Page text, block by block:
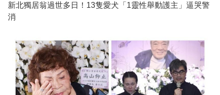
新北獨居翁過世多日！13隻愛犬「1靈性舉動護主」逼哭警
消